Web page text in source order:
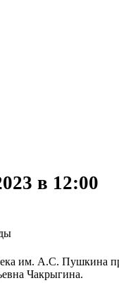
в 12:00
им. А.С. Пушкина
Чакрыгина.